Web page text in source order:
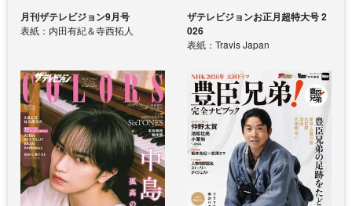
月刊ザテレビジョン9月号
表紙：内田有紀＆寺西拓人
ザテレビジョンお正月超特大号 2
026
表紙：Travis Japan